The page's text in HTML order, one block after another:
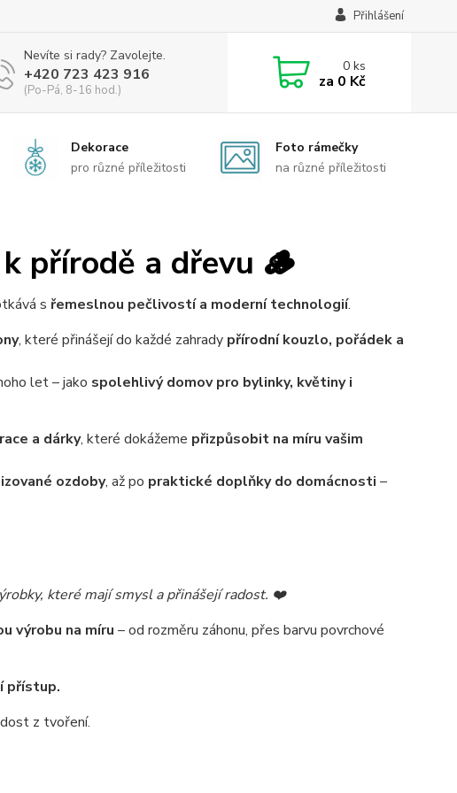
Přihlášení
Nevíte si rady? Zavolejte.
+420 723 423 916
(Po-Pá, 8-16 hod.)
0ks
za 0 Kč
Dekorace
pro různé příležitosti
Foto rámečky
na různé příležitosti
přírodě a dřevu 🪵
s řemeslnou pečlivostí a moderní technologií.
, které přinášejí do každé zahrady přírodní kouzlo, pořádek a
let – jako spolehlivý domov pro bylinky, květiny i
a dárky, které dokážeme přizpůsobit na míru vašim
ozdoby, až po praktické doplňky do domácnosti –
které mají smysl a přinášejí radost. ❤️
výrobu na míru – od rozměru záhonu, přes barvu povrchové
přístup.
z tvoření.